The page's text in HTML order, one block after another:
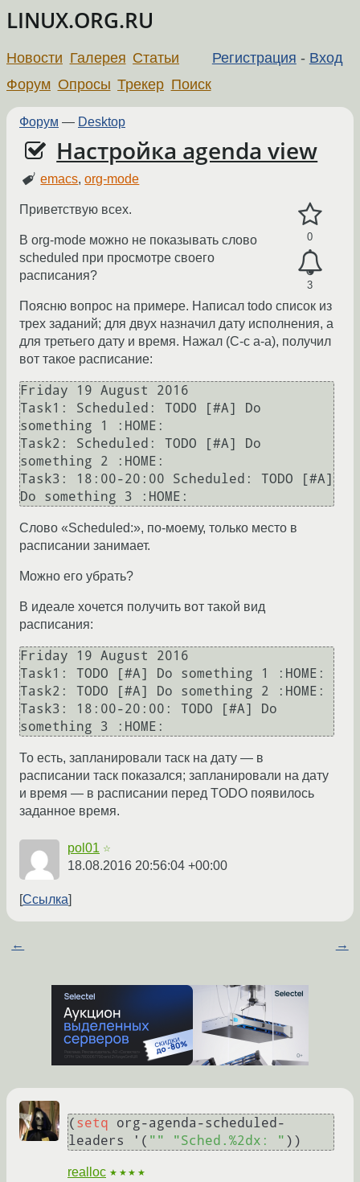
LINUX.ORG.RU
Регистрация - Вход
Новости Галерея Статьи
Форум Опросы Трекер Поиск
Форум — Desktop
Настройка agenda view
emacs,org-mode
0
3
Приветствую всех.
В org-mode можно не показывать слово
scheduled при просмотре своего
расписания?
Поясню вопрос на примере. Написал todo список из
трех заданий; для двух назначил дату исполнения, а
для третьего дату и время. Нажал (C-c a-a), получил
вот такое расписание:
Friday 19 August 2016
Task1: Scheduled: TODO [#A] Do
something 1 :HOME:
Task2: Scheduled: TODO [#A] Do
something 2 :HOME:
Task3: 18:00-20:00 Scheduled: TODO [#A]
Слово «Scheduled:», по-моему, только место в
расписании занимает.
Можно его убрать?
В идеале хочется получить вот такой вид
расписания:
Friday 19 August 2016
Task1: TODO [#A] Do something 1 :HOME:
Task2: TODO [#A] Do something 2 :HOME:
Task3: 18:00-20:00: TODO [#A] Do
То есть, запланировали таск на дату — в
расписании таск показался; запланировали на дату
и время — в расписании перед TODO появилось
заданное время.
pol01 ☆
18.08.2016 20:56:04 +00:00
Ссылка
← →
( setq org-agenda-scheduled-
leaders '( "" "Sched.%2dx: "
realloc ★★★★